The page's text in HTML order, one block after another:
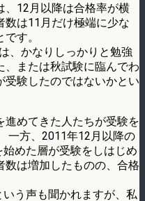
、12月以降は合格率が横
数は11月だけ極端に少な
す。
、かなりしっかりと勉強
、または秋試験に臨んでわ
験したのではないかとい
めてきた人たちが受験を
一方、2011年12月以降の
めた層が受験をしはじめ
数は増加したものの、合格
う声も聞かれますが、私